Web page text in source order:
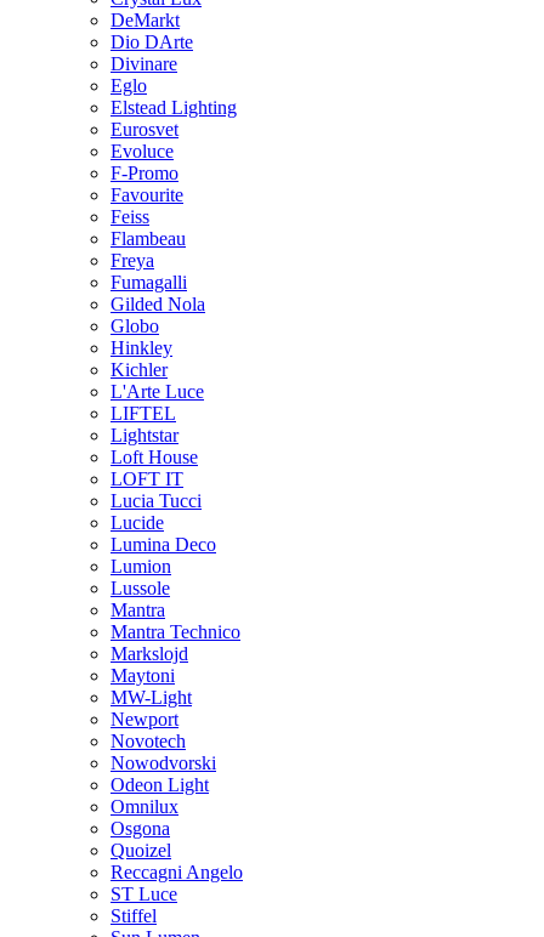
DeMarkt
Dio DArte
Divinare
Eglo
Elstead Lighting
Eurosvet
Evoluce
F-Promo
Favourite
Feiss
Flambeau
Freya
Fumagalli
Gilded Nola
Globo
Hinkley
Kichler
L'Arte Luce
LIFTEL
Lightstar
Loft House
LOFT IT
Lucia Tucci
Lucide
Lumina Deco
Lumion
Lussole
Mantra
Mantra Technico
Markslojd
Maytoni
MW-Light
Newport
Novotech
Nowodvorski
Odeon Light
Omnilux
Osgona
Quoizel
Reccagni Angelo
ST Luce
Stiffel